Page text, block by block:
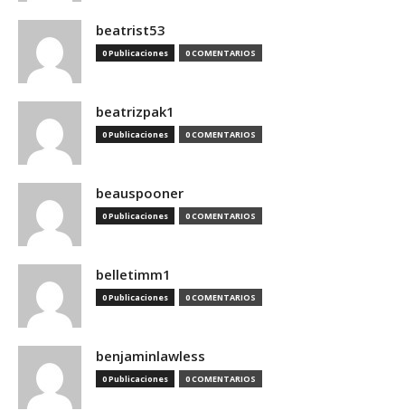
beatrist53
0 Publicaciones 0 COMENTARIOS
beatrizpak1
0 Publicaciones 0 COMENTARIOS
beauspooner
0 Publicaciones 0 COMENTARIOS
belletimm1
0 Publicaciones 0 COMENTARIOS
benjaminlawless
0 Publicaciones 0 COMENTARIOS